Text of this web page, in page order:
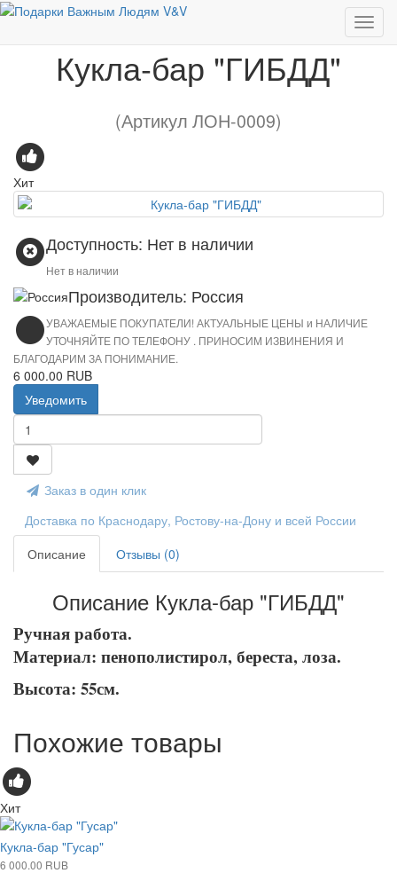
Кукла-бар "ГИБДД"
Кукла-бар "ГИБДД"
(Артикул ЛОН-0009)
Хит
Доступность: Нет в наличии
Нет в наличии
Производитель: Россия
УВАЖАЕМЫЕ ПОКУПАТЕЛИ! АКТУАЛЬНЫЕ ЦЕНЫ и НАЛИЧИЕ
УТОЧНЯЙТЕ ПО ТЕЛЕФОНУ . ПРИНОСИМ ИЗВИНЕНИЯ И
БЛАГОДАРИМ ЗА ПОНИМАНИЕ.
6 000.00 RUB
Уведомить
Заказ в один клик
Доставка по Краснодару, Ростову-на-Дону и всей России
Описание
Отзывы (0)
Описание Кукла-бар "ГИБДД"
Ручная работа.
Материал: пенополистирол, береста, лоза.
Высота: 55см.
Похожие товары
Хит
Кукла-бар "Гусар"
6 000.00 RUB